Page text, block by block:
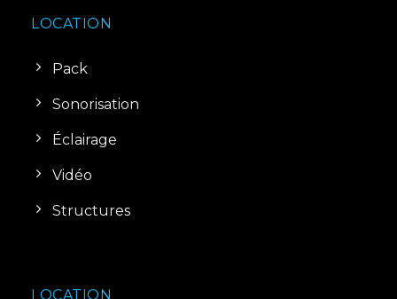
LOCATION
Pack
Sonorisation
Éclairage
Vidéo
Structures
LOCATION